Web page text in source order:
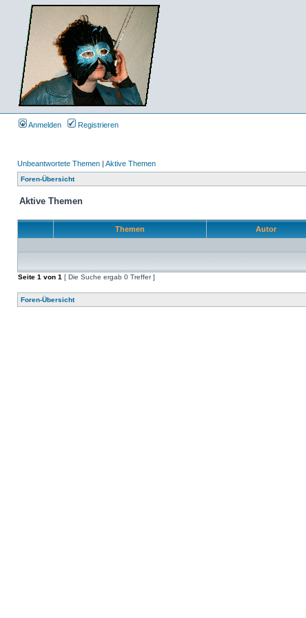
Anmelden Registrieren
Unbeantwortete Themen | Aktive Themen
Foren-Übersicht
Aktive Themen
Themen Autor
Seite 1 von 1 [ Die Suche ergab 0 Treffer ]
Foren-Übersicht